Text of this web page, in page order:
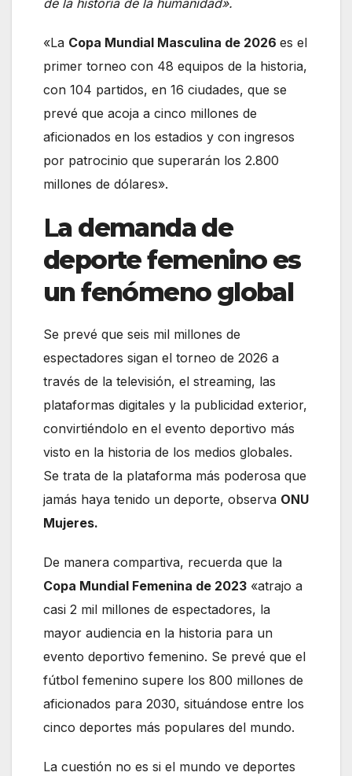
«La Copa Mundial Masculina de 2026 es el
primer torneo con 48 equipos de la historia,
con 104 partidos, en 16 ciudades, que se
prevé que acoja a cinco millones de
aficionados en los estadios y con ingresos
por patrocinio que superarán los 2.800
millones de dólares».
La demanda de
deporte femenino es
un fenómeno global
Se prevé que seis mil millones de
espectadores sigan el torneo de 2026 a
través de la televisión, el streaming, las
plataformas digitales y la publicidad exterior,
convirtiéndolo en el evento deportivo más
visto en la historia de los medios globales.
Se trata de la plataforma más poderosa que
jamás haya tenido un deporte, observa ONU
Mujeres.
De manera compartiva, recuerda que la
Copa Mundial Femenina de 2023 «atrajo a
casi 2 mil millones de espectadores, la
mayor audiencia en la historia para un
evento deportivo femenino. Se prevé que el
fútbol femenino supere los 800 millones de
aficionados para 2030, situándose entre los
cinco deportes más populares del mundo.
La cuestión no es si el mundo ve deportes